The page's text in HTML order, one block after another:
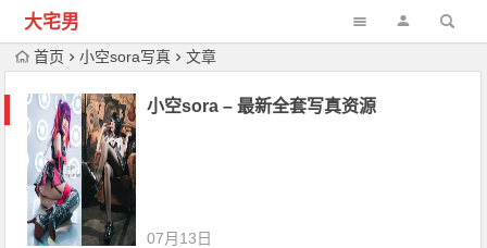
大宅男
首页 小空sora写真 文章
小空sora – 最新全套写真资源
07月13日